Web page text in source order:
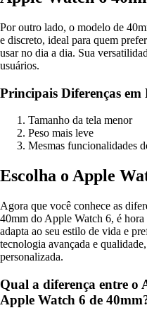
Por outro lado, o modelo de
e discreto, ideal para quem
usar no dia a dia. Sua
usuários.
Principais Diferenças
Tamanho da tela menor
Peso mais leve
Mesmas funcionalidades
Escolha o Apple
Agora que você conhece as
40mm do Apple Watch 6, é
adapta ao seu estilo de vida e
tecnologia avançada e
personalizada.
Qual a diferença entre o
Apple Watch 6 de